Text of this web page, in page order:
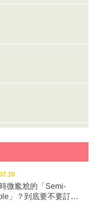
加，隨之推出各種女生
版的運動系列。 可免
夠體驗棒球樂趣的最佳
」過去的歷史紀念區、
吸引人的是可以盡情拍
捕手。 地面上特
手般的紀念照。 可以
己的球速。 大阪京
你想得到的大阪美食，
見大福、章魚昌的章魚
公分，口感像是法國麵
燒醬等超多種，都可以
，現在則是祈求五穀豐
出巡，到周邊各町(類似
，各町便以巨型山車、
起繞行。 ▲各町的
大匯演。 ◆成田祇
戲。中午前是神轎遶行
山車與屋台會聚集在成
表參道前進，前進到JR
新勝寺的大本堂前。 ▲
微尷尬的「Semi-
」？到底要不要訂這